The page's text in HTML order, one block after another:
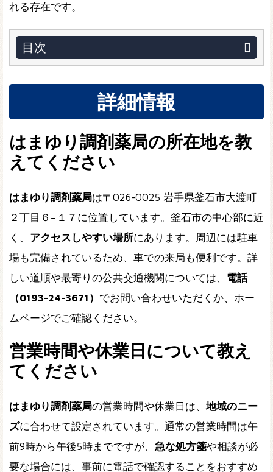
れる存在です。
目次
詳細情報
はまゆり調剤薬局の所在地を教
えてください
はまゆり調剤薬局は〒026-0025 岩手県釜石市大渡町
２丁目６−１７に位置しています。釜石市の中心部に近
く、 アクセスしやすい場所にあります。周辺には駐車
場も完備されているため、車での来局も便利です。詳
しい道順や最寄りの公共交通機関については、 電話
（0193-24-3671） でお問い合わせいただくか、ホー
ムページでご確認ください。
営業時間や休業日について教え
てください
はまゆり調剤薬局の営業時間や休業日は、 地域のニー
ズに合わせて設定されています。通常の営業時間は午
前9時から午後5時までですが、 急な処方箋や相談が必
要な場合には、事前に電話で確認することをおすすめ